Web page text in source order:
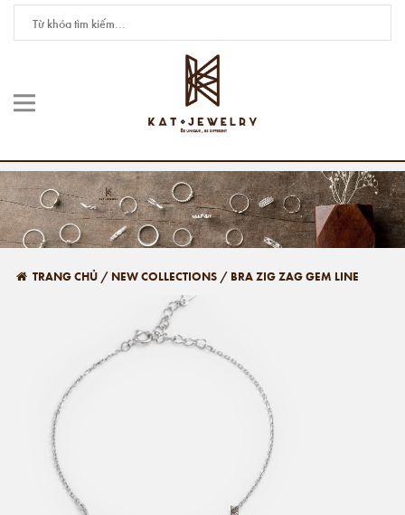
TRANG CHỦ / NEW COLLECTIONS / BRA ZIG ZAG GEM LINE